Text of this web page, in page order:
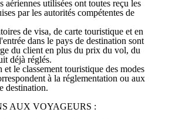
aériennes utilisées ont toutes reçu les
par les autorités compétentes de
de visa, de carte touristique et en
dans le pays de destination sont
du client en plus du prix du vol, du
déjà réglés.
le classement touristique des modes
à la réglementation ou aux
destination.
AUX VOYAGEURS :